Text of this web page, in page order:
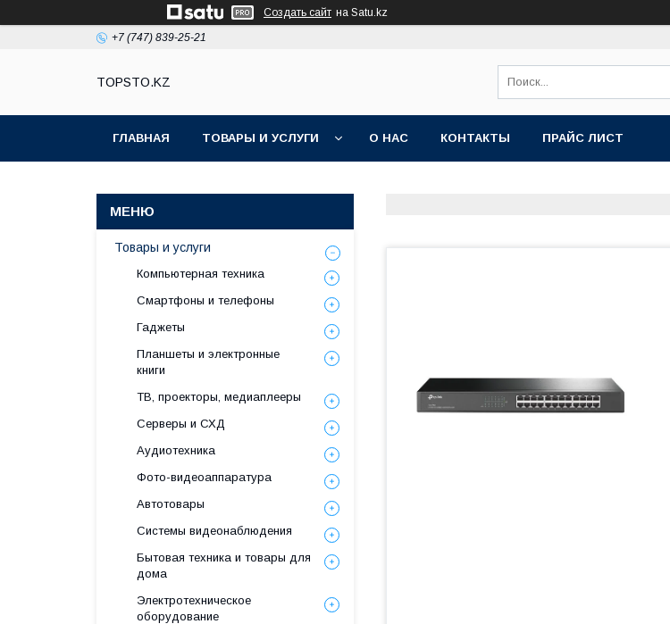
Создать сайт на Satu.kz
+7 (747) 839-25-21
TOPSTO.KZ
ГЛАВНАЯ ТОВАРЫ И УСЛУГИ О НАС КОНТАКТЫ ПРАЙС ЛИСТ
Товары и услуги
Компьютерная техника
Смартфоны и телефоны
Гаджеты
Планшеты и электронные
книги
ТВ, проекторы, медиаплееры
Серверы и СХД
Аудиотехника
Фото-видеоаппаратура
Автотовары
Системы видеонаблюдения
Бытовая техника и товары для
дома
Электротехническое
оборудование